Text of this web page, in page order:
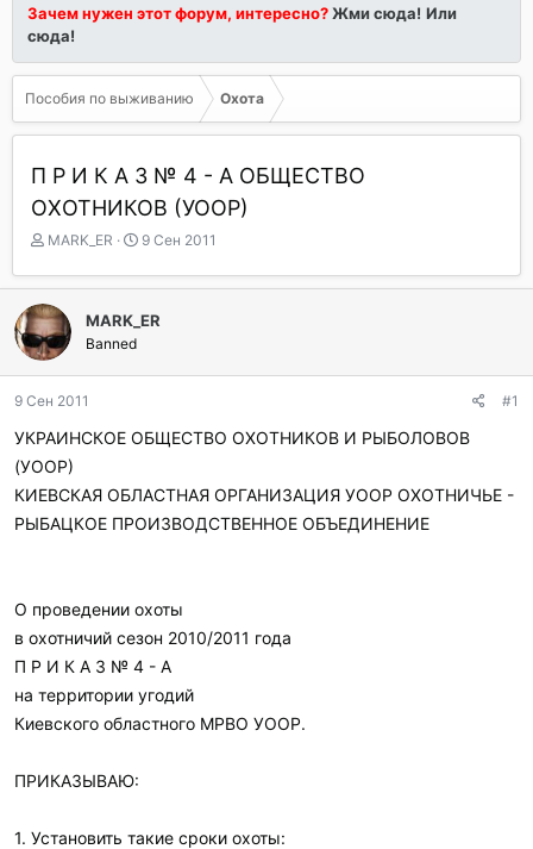
Зачем нужен этот форум, интересно?Жми сюда! Или
сюда!
Пособия по выживанию Охота
П Р И К А 3 № 4 - А ОБЩЕСТВО
ОХОТНИКОВ (УООР)
А
т
о
р
т
ы
MARK_ER
Д
т
н
а
9 Сен 2011
MARK_ER
Banned
9 Сен 2011 #1
УКРАИНСКОЕ ОБЩЕСТВО ОХОТНИКОВ И РЫБОЛОВОВ
(УООР)
КИЕВСКАЯ ОБЛАСТНАЯ ОРГАНИЗАЦИЯ УООР ОХОТНИЧЬЕ -
РЫБАЦКОЕ ПРОИЗВОДСТВЕННОЕ ОБЪЕДИНЕНИЕ
О проведении охоты
в охотничий сезон 2010/2011 года
П Р И К А 3 № 4 - А
на территории угодий
Киевского областного МРВО УООР.
ПРИКАЗЫВАЮ:
1. Установить такие сроки охоты: